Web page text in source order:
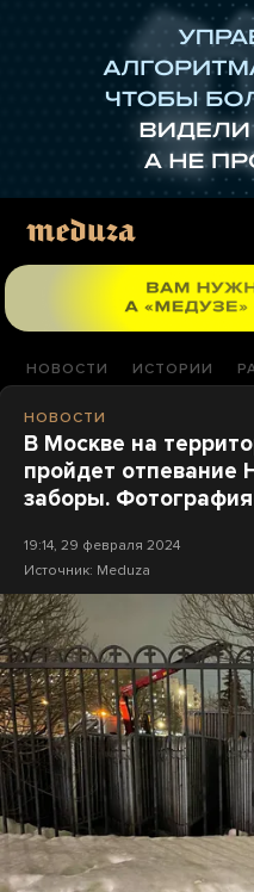
НОВОСТИ ИСТОРИИ
НОВОСТИ
В Москве на
пройдет отпевание
заборы. Фотография
19:14, 29 февраля 2024
Источник: Meduza